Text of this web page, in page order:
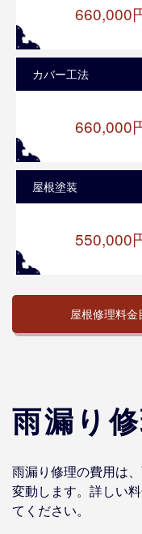
660,000
カバー工法
660,000
屋根塗装
550,000
屋根修理料
雨漏り
雨漏り修理の費用は
変動します。詳しい
てください。